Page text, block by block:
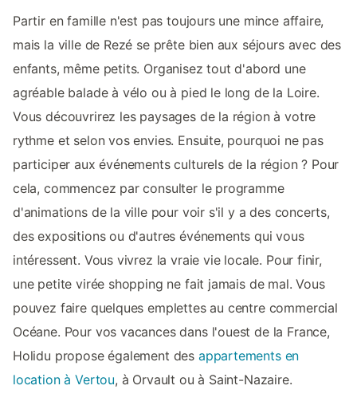
Partir en famille n'est pas toujours une mince affaire,
mais la ville de Rezé se prête bien aux séjours avec des
enfants, même petits. Organisez tout d'abord une
agréable balade à vélo ou à pied le long de la Loire.
Vous découvrirez les paysages de la région à votre
rythme et selon vos envies. Ensuite, pourquoi ne pas
participer aux événements culturels de la région ? Pour
cela, commencez par consulter le programme
d'animations de la ville pour voir s'il y a des concerts,
des expositions ou d'autres événements qui vous
intéressent. Vous vivrez la vraie vie locale. Pour finir,
une petite virée shopping ne fait jamais de mal. Vous
pouvez faire quelques emplettes au centre commercial
Océane. Pour vos vacances dans l'ouest de la France,
Holidu propose également des appartements en
location à Vertou, à Orvault ou à Saint-Nazaire.